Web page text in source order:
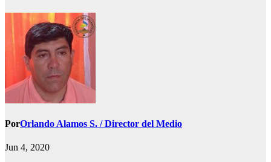
PorOrlando Alamos S. / Director del Medio
Jun 4, 2020